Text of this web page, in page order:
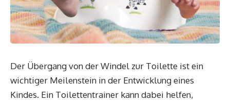
Der Übergang von der Windel zur Toilette ist ein
wichtiger Meilenstein in der Entwicklung eines
Kindes. Ein Toilettentrainer kann dabei helfen,